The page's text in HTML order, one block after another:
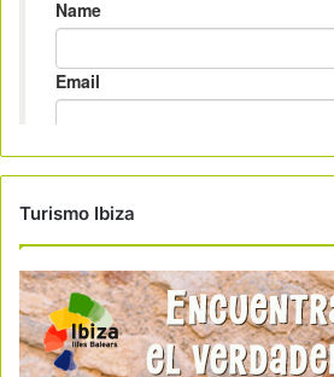
Turismo Ibiza